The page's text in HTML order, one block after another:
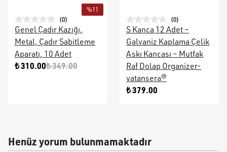
%11
(0)
Genel Çadır Kazığı,
Metal, Çadır Sabitleme
Aparatı, 10 Adet
₺ 310.00₺ 349.00
(0)
S Kanca 12 Adet –
Galvaniz Kaplama Çelik
Askı Kancası – Mutfak
Raf Dolap Organizer-
vatansera®
₺ 379.00
Henüz yorum bulunmamaktadır